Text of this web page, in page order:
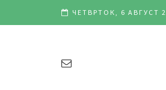
ЧЕТВРТОК, 6 АВГУСТ
во клубот и репрезентацијата“